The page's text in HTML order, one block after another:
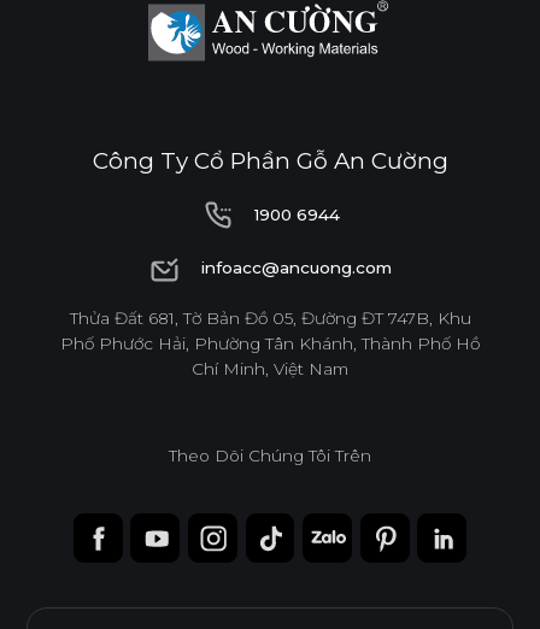
Độ dày(mm)
Kích thước(mm) 6 8 10 12 15 17
Công Ty Cổ Phần Gỗ An Cường
1900 6944
1900 6944
infoacc@ancuong.com
infoacc@ancuong.com
Thửa Đất 681, Tờ Bản Đồ 05, Đường ĐT 747B, Khu
Phố Phước Hải, Phường Tân Khánh, Thành Phố Hồ
Chí Minh, Việt Nam
Theo Dõi Chúng Tôi Trên